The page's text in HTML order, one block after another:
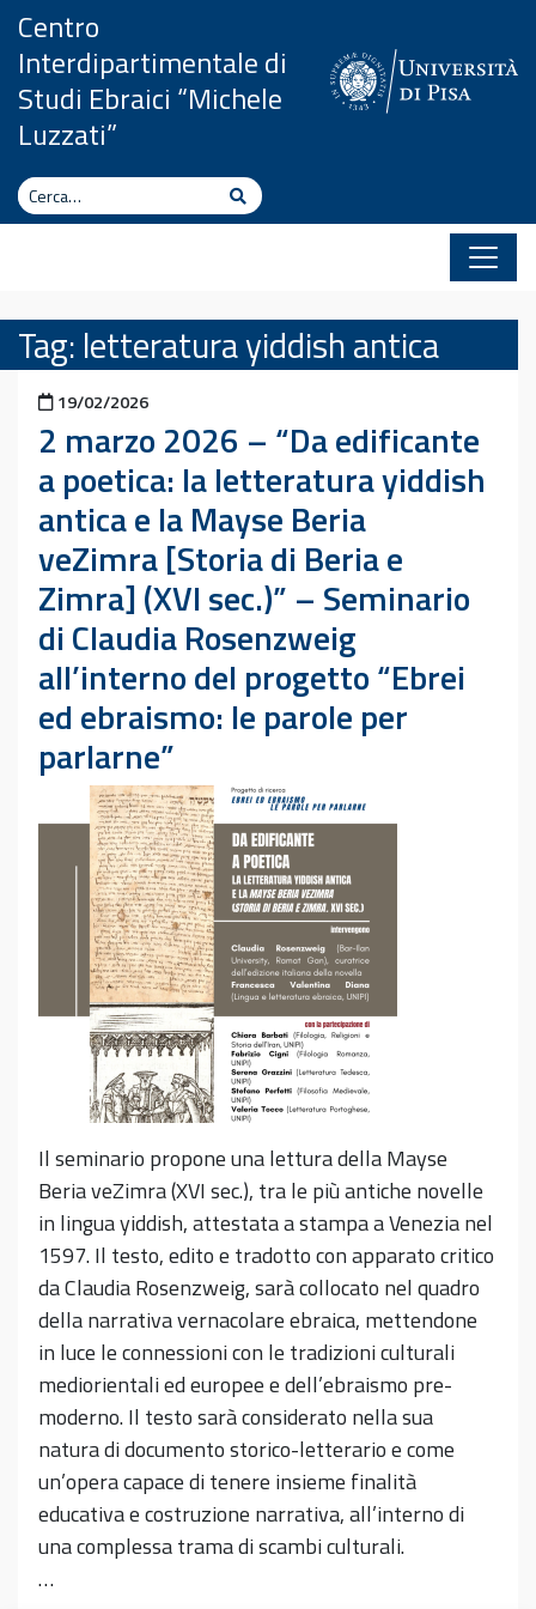
Vai al contenuto
Centro
Interdipartimentale di
Studi Ebraici “Michele
Luzzati”
Cerca Cerca
Tag: letteratura yiddish antica
Pubblicato il
19/02/2026
2 marzo 2026 – “Da edificante
a poetica: la letteratura yiddish
antica e la Mayse Beria
veZimra [Storia di Beria e
Zimra] (XVI sec.)” – Seminario
di Claudia Rosenzweig
all’interno del progetto “Ebrei
ed ebraismo: le parole per
parlarne”
Il seminario propone una lettura della Mayse
Beria veZimra (XVI sec.), tra le più antiche novelle
in lingua yiddish, attestata a stampa a Venezia nel
1597. Il testo, edito e tradotto con apparato critico
da Claudia Rosenzweig, sarà collocato nel quadro
della narrativa vernacolare ebraica, mettendone
in luce le connessioni con le tradizioni culturali
mediorientali ed europee e dell’ebraismo pre-
moderno. Il testo sarà considerato nella sua
natura di documento storico-letterario e come
un’opera capace di tenere insieme finalità
educativa e costruzione narrativa, all’interno di
una complessa trama di scambi culturali.
…